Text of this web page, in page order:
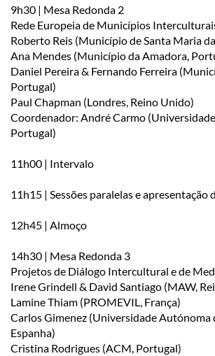
9h30 | Mesa Redonda 2
Rede Europeia de Municípios
Roberto Reis (Município de Santa Maria
Ana Mendes (Município da Amadora,
Daniel Pereira & Fernando Ferreira
Portugal)
Paul Chapman (Londres, Reino Unido)
Coordenador: André Carmo
Portugal)
11h00 | Intervalo
11h15 | Sessões paralelas e apresentação
12h45 | Almoço
14h30 | Mesa Redonda 3
Projetos de Diálogo Intercultural e de
Irene Grindell & David Santiago (MAW,
Lamine Thiam (PROMEVIL, França)
Carlos Gimenez (Universidade Autónoma
Espanha)
Cristina Rodrigues (ACM, Portugal)